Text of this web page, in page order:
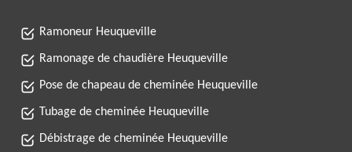
Ramoneur Heuqueville
Ramonage de chaudière Heuqueville
Pose de chapeau de cheminée Heuqueville
Tubage de cheminée Heuqueville
Débistrage de cheminée Heuqueville